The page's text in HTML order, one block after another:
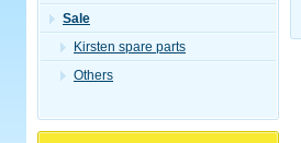
Sale
Kirsten spare parts
Others